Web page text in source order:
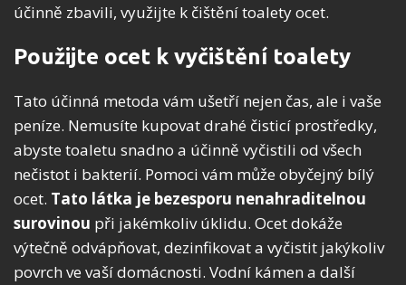
účinně zbavili, využijte k čištění toalety ocet.
Použijte ocet k vyčištění toalety
Tato účinná metoda vám ušetří nejen čas, ale i vaše
peníze. Nemusíte kupovat drahé čisticí prostředky,
abyste toaletu snadno a účinně vyčistili od všech
nečistot i bakterií. Pomoci vám může obyčejný bílý
ocet. Tato látka je bezesporu nenahraditelnou
surovinou při jakémkoliv úklidu. Ocet dokáže
výtečně odvápňovat, dezinfikovat a vyčistit jakýkoliv
povrch ve vaší domácnosti. Vodní kámen a další